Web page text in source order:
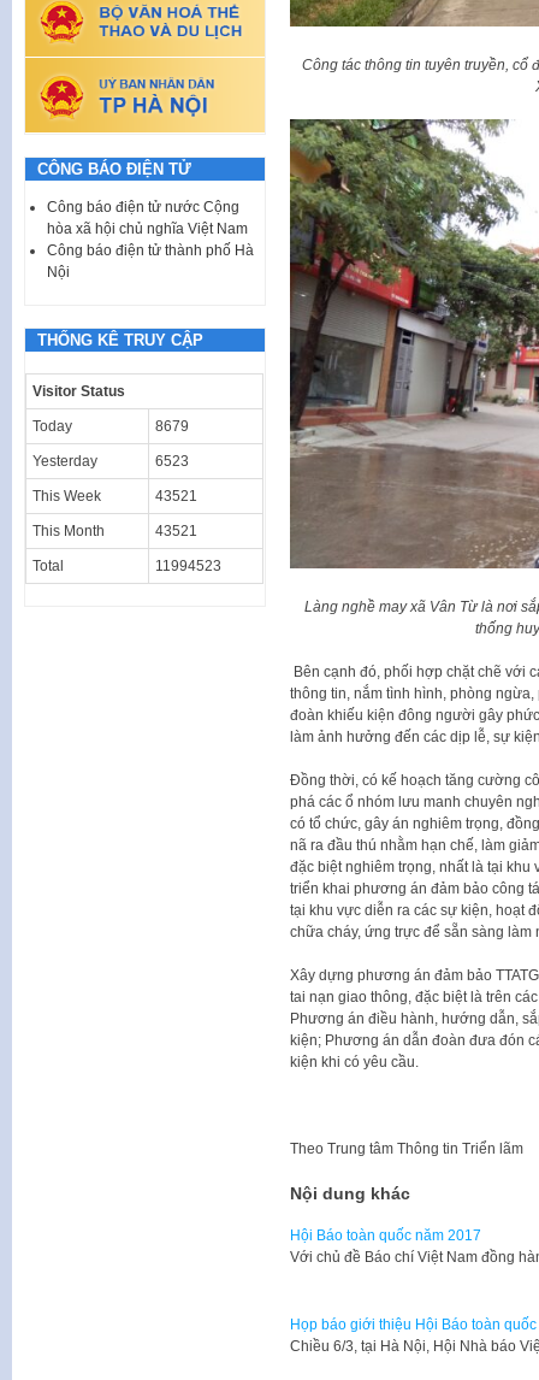
Công tác thông tin tuyên truyền, cổ
Làng nghề may xã Vân Từ là nơi
thống
Bên cạnh đó, phối hợp chặt chẽ với
thông tin, nắm tình hình, phòng
đoàn khiếu kiện đông người gây
làm ảnh hưởng đến các dịp lễ, sự
Đồng thời, có kế hoạch tăng cường
phá các ổ nhóm lưu manh chuyên
có tổ chức, gây án nghiêm trọng,
nã ra đầu thú nhằm hạn chế, làm
đặc biệt nghiêm trọng, nhất là tại
triển khai phương án đảm bảo công
tại khu vực diễn ra các sự kiện, hoạt
chữa cháy, ứng trực để sẵn sàng làm
Xây dựng phương án đảm bảo
tai nạn giao thông, đặc biệt là trên
Phương án điều hành, hướng dẫn,
kiện; Phương án dẫn đoàn đưa đón
kiện khi có yêu cầu.
Theo Trung tâm Thông tin Triển lãm
Nội dung khác
Hội Báo toàn quốc năm 2017
Với chủ đề Báo chí Việt Nam đồng
Họp báo giới thiệu Hội Báo toàn
Chiều 6/3, tại Hà Nội, Hội Nhà báo
CÔNG BÁO ĐIỆN TỬ
Công báo điện tử nước Cộng
hòa xã hội chủ nghĩa Việt Nam
Công báo điện tử thành phố Hà
Nội
THỐNG KÊ TRUY CẬP
Visitor Status
Today 8679
Yesterday 6523
This Week 43521
This Month 43521
Total 11994523